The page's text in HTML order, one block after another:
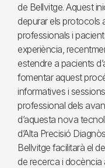
de Bellvitge. Aquest
depurar els protocols
professionals i
experiència,
estendre a pacients
fomentar aquest
informatives i
professional dels
d’aquesta nova
d’Alta Precisió
Bellvitge facilitarà el
de recerca i docència